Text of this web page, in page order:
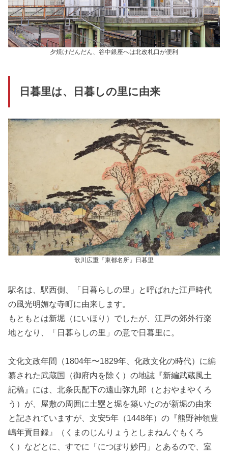
夕焼けだんだん、谷中銀座へは北改札口が便利
日暮里は、日暮しの里に由来
歌川広重『東都名所』日暮里
駅名は、駅西側、「日暮らしの里」と呼ばれた江戸時代
の風光明媚な寺町に由来します。
もともとは新堀（にいほり）でしたが、江戸の郊外行楽
地となり、「日暮らしの里」の意で日暮里に。
文化文政年間（1804年〜1829年、化政文化の時代）に編
纂された武蔵国（御府内を除く）の地誌『新編武蔵風土
記稿』には、北条氏配下の遠山弥九郎（とおやまやくろ
う）が、屋敷の周囲に土塁と堀を築いたのが新堀の由来
と記されていますが、文安5年（1448年）の『熊野神領豊
嶋年貢目録』（くまのじんりょうとしまねんぐもくろ
く）などとに、すでに「につぽり妙円」とあるので、室